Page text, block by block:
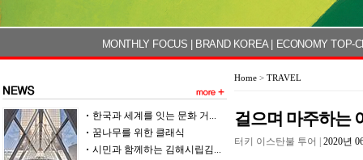
MONTHLY FOCUS BRAND KOREA| ECONOMY TOP-
한국과 세계를 잇는 문화 거...
꿈나무를 위한 클래식
시민과 함께하는 김해시립김...
Home > TRAVEL
걸으며 마주하는
터키 이스탄불 투어 | 2020년